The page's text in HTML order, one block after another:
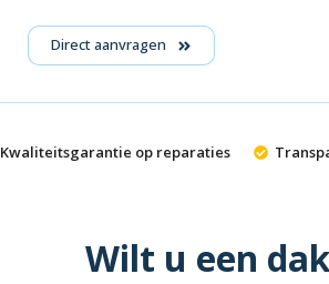
Direct aanvragen
Kwaliteitsgarantie op reparaties
Wilt u een